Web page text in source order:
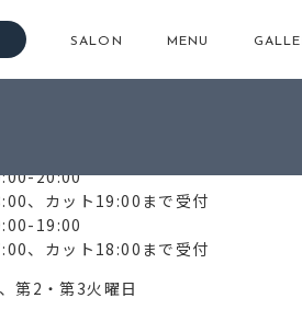
SALON MENU
20:00
、カット19:00まで受付
19:00
、カット18:00まで受付
第2・第3火曜日